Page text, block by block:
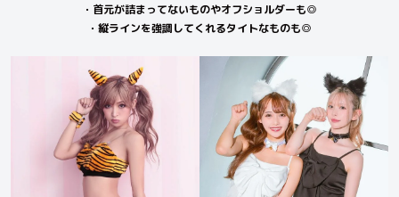
・首元が詰まってないものやオフショルダーも◎
・縦ラインを強調してくれるタイトなものも◎